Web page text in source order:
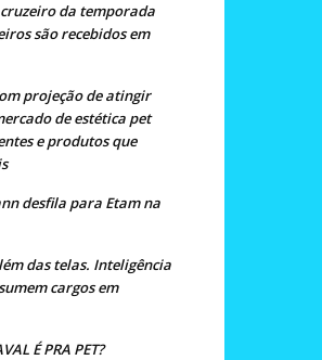
da temporada
são recebidos em
projeção de atingir
de estética pet
e produtos que
desfila para Etam na
das telas. Inteligência
cargos em
É PRA PET?